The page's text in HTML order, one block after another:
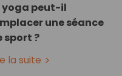
yoga peut-il
une séance
sport ?
la suite